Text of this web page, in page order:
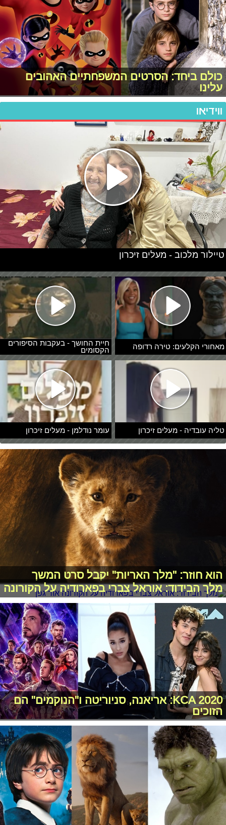
כולם ביחד: הסרטים המשפחתיים האהובים
עלינו
ווידיאו
מאחורי הקלעים: טירה רדופה
חיית החושך - בעקבות הסיפורים
הקסומים
טליה עובדיה - מעלים זיכרון עומר נודלמן - מעלים זיכרון
טיילור מלכוב - מעלים זיכרון
הוא חוזר: "מלך האריות" יקבל סרט המשך
מלך הבידוד: אוראל צברי בפארודיה על הקורונה
KCA 2020: אריאנה, סניוריטה ו"הנוקמים" הם
הזוכים